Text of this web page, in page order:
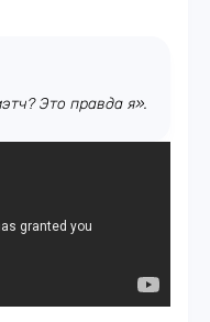
Это правда я».